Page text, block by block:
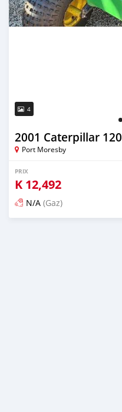
4
2001 Caterpillar 120
Port Moresby
PRIX
K 12,492
N/A (Gaz)